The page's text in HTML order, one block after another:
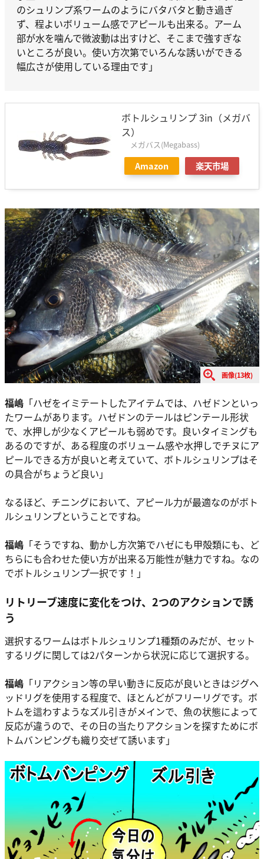
のシュリンプ系ワームのようにバタバタと動き過ぎ
ず、程よいボリューム感でアピールも出来る。アーム
部が水を噛んで微波動は出すけど、そこまで強すぎな
いところが良い。使い方次第でいろんな誘いができる
幅広さが使用している理由です」
ボトルシュリンプ 3in（メガバ
ス）
メガバス(Megabass)
Amazon 楽天市場
画像(13枚)
福嶋 「ハゼをイミテートしたアイテムでは、ハゼドンといっ
たワームがあります。ハゼドンのテールはピンテール形状
で、水押しが少なくアピールも弱めです。良いタイミングも
あるのですが、ある程度のボリューム感や水押しでチヌにア
ピールできる方が良いと考えていて、ボトルシュリンプはそ
の具合がちょうど良い」
なるほど、チニングにおいて、アピール力が最適なのがボト
ルシュリンプということですね。
福嶋 「そうですね、動かし方次第でハゼにも甲殻類にも、ど
ちらにも合わせた使い方が出来る万能性が魅力ですね。なの
でボトルシュリンプ一択です！」
リトリーブ速度に変化をつけ、2つのアクションで誘
う
選択するワームはボトルシュリンプ1種類のみだが、セット
するリグに関しては2パターンから状況に応じて選択する。
福嶋 「リアクション等の早い動きに反応が良いときはジグヘ
ッドリグを使用する程度で、ほとんどがフリーリグです。ボ
トムを這わすようなズル引きがメインで、魚の状態によって
反応が違うので、その日の当たりアクションを探すためにボ
トムバンピングも織り交ぜて誘います」